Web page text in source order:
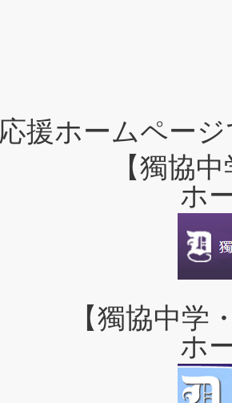
応援ホームペー
【獨協
ホ
【獨協中学
ホ